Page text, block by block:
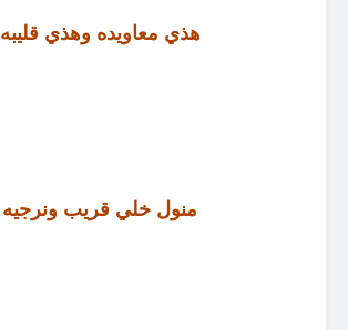
هذي معاويده وهذي قليبه
منول خلي قريب ونرجيه